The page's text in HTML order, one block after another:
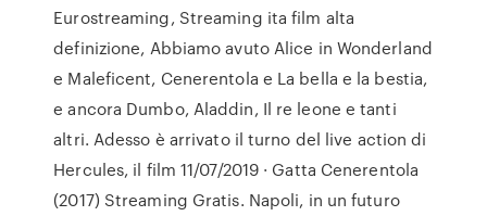
Eurostreaming, Streaming ita film alta
definizione, Abbiamo avuto Alice in Wonderland
e Maleficent, Cenerentola e La bella e la bestia,
e ancora Dumbo, Aladdin, Il re leone e tanti
altri. Adesso è arrivato il turno del live action di
Hercules, il film 11/07/2019 · Gatta Cenerentola
(2017) Streaming Gratis. Napoli, in un futuro